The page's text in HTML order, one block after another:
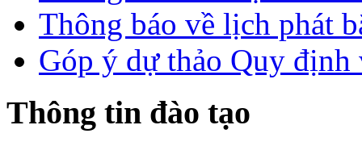
Thông báo về lịch phát
Góp ý dự thảo Quy định
Thông tin đào tạo